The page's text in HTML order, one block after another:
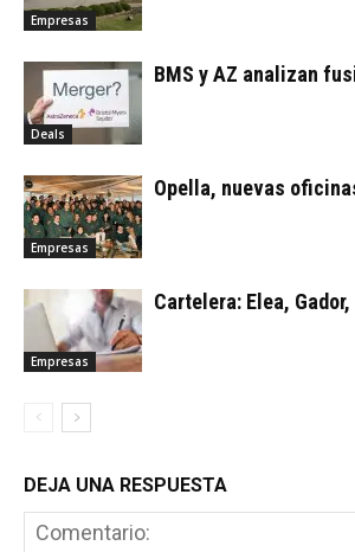
Empresas
Deals
BMS y AZ analizan
Empresas
Opella, nuevas
Empresas
Cartelera: Elea,
DEJA UNA RESPUESTA